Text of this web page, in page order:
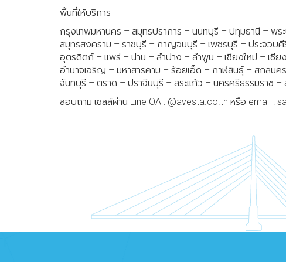
พื้นที่ให้บริการ
กรุงเทพมหานคร – สมุทรปราการ – นนทบุรี – ปทุมธานี –
สมุทรสงคราม – ราชบุรี – กาญจนบุรี – เพชรบุรี – ประจว
อุตรดิตถ์ – แพร่ – น่าน – ลำปาง – ลำพูน – เชียงใหม่ – เชี
อำนาจเจริญ – มหาสารคาม – ร้อยเอ็ด – กาฬสินธุ์ – สกลน
จันทบุรี – ตราด – ปราจีนบุรี – สระแก้ว – นครศรีธรรมราช
สอบถาม เซลล์ผ่าน Line OA : @avesta.co.th หรือ email :